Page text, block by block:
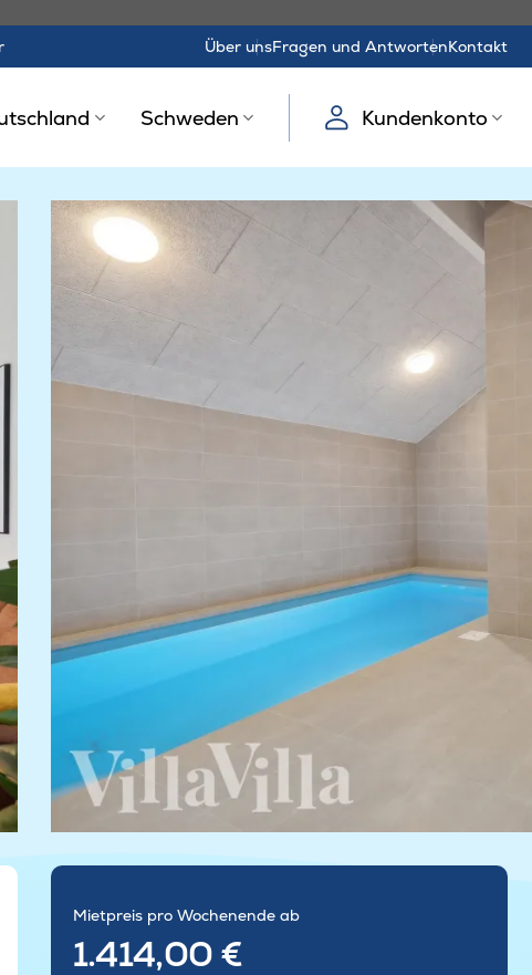
Über unsFragen und AntwortenKontakt
Schweden Kundenkonto
Mietpreis pro Wochenende ab
1.414,00 €